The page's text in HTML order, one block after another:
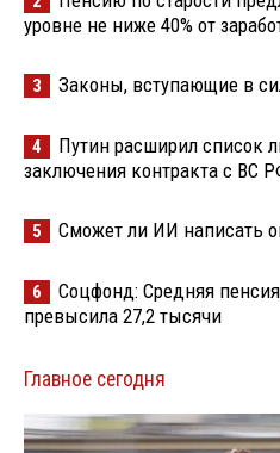
уровне не ниже 40% от
3 Законы, вступающие в
4
Путин расширил список
заключения контракта с ВС
5 Сможет ли ИИ написать
6
Соцфонд: Средняя
превысила 27,2 тысячи
Главное сегодня